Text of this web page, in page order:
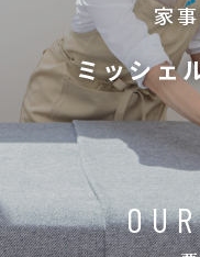
家
ミッシェ